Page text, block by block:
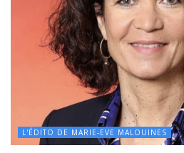
L'ÉDITO DE MARIE-EVE MALOUINES